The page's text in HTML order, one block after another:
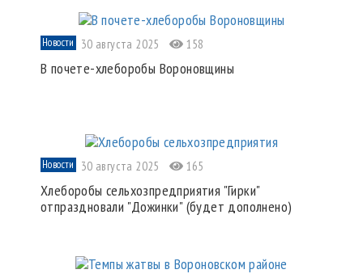
Новости 30 августа 2025 158
В почете-хлеборобы Вороновщины
Новости 30 августа 2025 165
Хлеборобы сельхозпредприятия "Гирки"
отпраздновали "Дожинки" (будет дополнено)